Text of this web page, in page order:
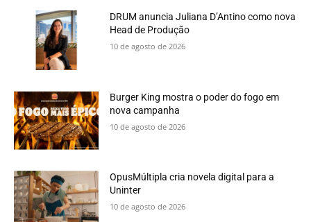
DRUM anuncia Juliana D’Antino como nova
Head de Produção
10 de agosto de 2026
Burger King mostra o poder do fogo em
nova campanha
10 de agosto de 2026
OpusMúltipla cria novela digital para a
Uninter
10 de agosto de 2026